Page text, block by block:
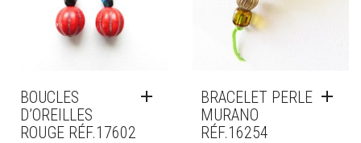
BOUCLES
D’OREILLES
ROUGE RÉF.17602
BRACELET PERLE
MURANO
RÉF.16254